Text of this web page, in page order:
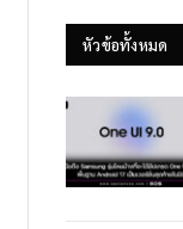
หัวข้อทั้งหมด